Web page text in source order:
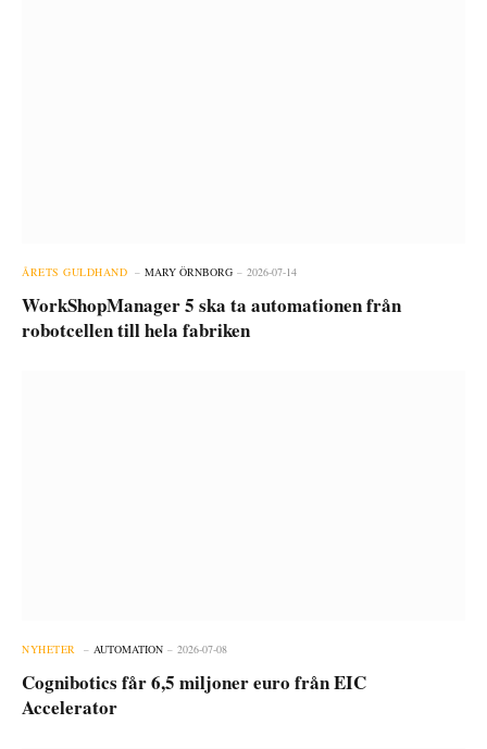
ÅRETS GULDHAND MARY ÖRNBORG 2026-07-14
WorkShopManager 5 ska ta automationen från
robotcellen till hela fabriken
NYHETER AUTOMATION 2026-07-08
Cognibotics får 6,5 miljoner euro från EIC
Accelerator